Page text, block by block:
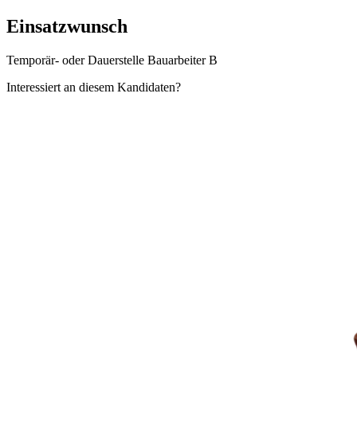
Einsatzwunsch
Temporär- oder Dauerstelle Bauarbeiter B
Interessiert an diesem Kandidaten?